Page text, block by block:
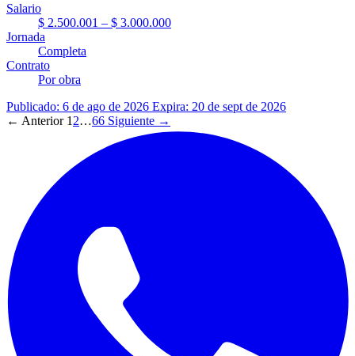
Salario
$ 2.500.001 – $ 3.000.000
Jornada
Completa
Contrato
Por obra
Publicado: 6 de ago de 2026 Expira: 20 de sept de 2026
← Anterior 1 2…66 Siguiente →